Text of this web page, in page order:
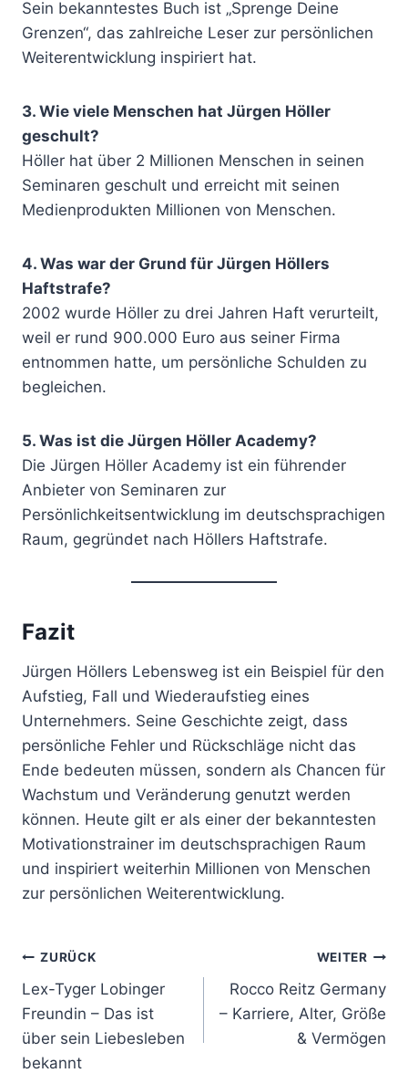
Sein bekanntestes Buch ist „Sprenge Deine
Grenzen“, das zahlreiche Leser zur persönlichen
Weiterentwicklung inspiriert hat.
3. Wie viele Menschen hat Jürgen Höller
geschult?
Höller hat über 2 Millionen Menschen in seinen
Seminaren geschult und erreicht mit seinen
Medienprodukten Millionen von Menschen.
4. Was war der Grund für Jürgen Höllers
Haftstrafe?
2002 wurde Höller zu drei Jahren Haft verurteilt,
weil er rund 900.000 Euro aus seiner Firma
entnommen hatte, um persönliche Schulden zu
begleichen.
5. Was ist die Jürgen Höller Academy?
Die Jürgen Höller Academy ist ein führender
Anbieter von Seminaren zur
Persönlichkeitsentwicklung im deutschsprachigen
Raum, gegründet nach Höllers Haftstrafe.
Fazit
Jürgen Höllers Lebensweg ist ein Beispiel für den
Aufstieg, Fall und Wiederaufstieg eines
Unternehmers. Seine Geschichte zeigt, dass
persönliche Fehler und Rückschläge nicht das
Ende bedeuten müssen, sondern als Chancen für
Wachstum und Veränderung genutzt werden
können. Heute gilt er als einer der bekanntesten
Motivationstrainer im deutschsprachigen Raum
und inspiriert weiterhin Millionen von Menschen
zur persönlichen Weiterentwicklung.
Beitragsnavigation
ZURÜCK
Lex-Tyger Lobinger
Freundin – Das ist
über sein Liebesleben
bekannt
WEITER
Rocco Reitz Germany
– Karriere, Alter, Größe
& Vermögen